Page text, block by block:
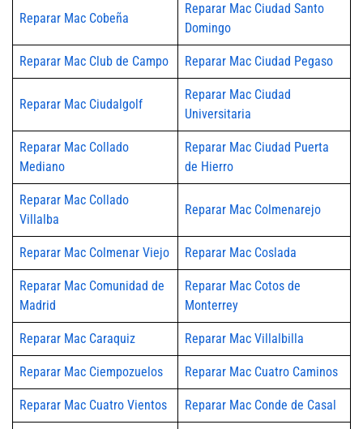
Reparar Mac Cobeña
Reparar Mac Ciudad Santo
Domingo
Reparar Mac Club de Campo Reparar Mac Ciudad Pegaso
Reparar Mac Ciudalgolf
Reparar Mac Ciudad
Universitaria
Reparar Mac Collado
Mediano
Reparar Mac Ciudad Puerta
de Hierro
Reparar Mac Collado
Villalba
Reparar Mac Colmenarejo
Reparar Mac Colmenar Viejo Reparar Mac Coslada
Reparar Mac Comunidad de
Madrid
Reparar Mac Cotos de
Monterrey
Reparar Mac Caraquiz Reparar Mac Villalbilla
Reparar Mac Ciempozuelos Reparar Mac Cuatro Caminos
Reparar Mac Cuatro Vientos Reparar Mac Conde de Casal